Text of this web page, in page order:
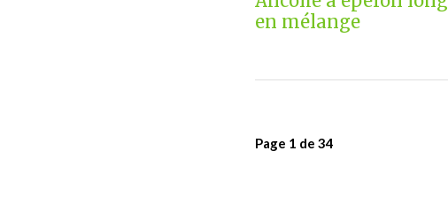
en mélange
Page 1 de 34